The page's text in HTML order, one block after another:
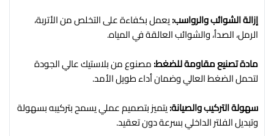
إزالة الشوائب والرواسب:يعمل بكفاءة على التخلص من الأتربة،
الرمل، الصدأ، والشوائب العالقة في المياه.
مادة تصنيع مقاومة للضغط:مصنوع من بلاستيك عالي الجودة
لتحمل الضغط العالي وضمان أداء طويل الأمد.
سهولة التركيب والصيانة:يتميز بتصميم عملي يسمح بتركيبه بسهولة
وتبديل الفلتر الداخلي بسرعة دون تعقيد.